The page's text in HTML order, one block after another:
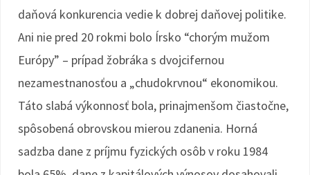
daňová konkurencia vedie k dobrej daňovej politike.
Ani nie pred 20 rokmi bolo Írsko “chorým mužom
Európy” – prípad žobráka s dvojcifernou
nezamestnanosťou a „chudokrvnou“ ekonomikou.
Táto slabá výkonnosť bola, prinajmenšom čiastočne,
spôsobená obrovskou mierou zdanenia. Horná
sadzba dane z príjmu fyzických osôb v roku 1984